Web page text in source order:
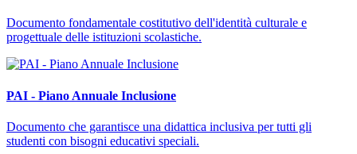
Documento fondamentale costitutivo dell'identità culturale e
progettuale delle istituzioni scolastiche.
PAI - Piano Annuale Inclusione
Documento che garantisce una didattica inclusiva per tutti gli
studenti con bisogni educativi speciali.